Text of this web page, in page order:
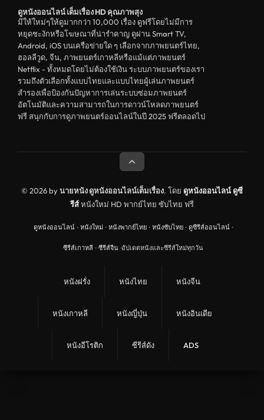
ดูหนังออนไลน์ เต็มเรื่อง HD คุณภาพสุง
มีให้ใหม่ๆให้ดูมากกว่า 10,000 เรื่อง ดูฟรีโดยไม่มีการ
หยุดชะงักหรือโฆษณาที่น่ารำคาญ ดูผ่าน Smart TV,
Android, iOS บนเครือข่ายใด ๆ เลือกจากภาพยนตร์ไทย,
ฮอลลีวูด, จีน, ภาพยนตร์เกาหลีหรือแม้แต่ภาพยนตร์
Netflix - ทั้งหมดโดยไม่ต้องใช้เงิน ระบบภาพยนตร์ของเรา
รวมถึงตัวเลือกทั้งแบบไทยและแบบไทยผู้เล่นภาพยนตร์
สำรองเพื่อป้องกันปัญหาการเล่นระบบซ่อมภาพยนตร์
อัตโนมัติและความสามารถในการดาวน์โหลดภาพยนตร์
ฟรี สนุกกับการดูภาพยนตร์ออนไลน์ในปี 2025 ฟรีตลอดไป
© 2026 byนายหนัง ดูหนังออนไลน์เต็มเรื่อง. โดย ดูหนังออนไลน์ ดูซี
รีส์หนังใหม่ HD พากย์ไทย ซับไทย ฟรี
ดูหนังออนไลน์ · หนังใหม่ · หนังพากย์ไทย · หนังซับไทย · ดูซีรีส์ออนไลน์ ·
ซีรีส์เกาหลี · ซีรีส์จีน ·อัปเดตหนังและซีรีส์ใหม่ทุกวัน
หนังฝรั่ง หนังไทย หนังจีน
หนังเกาหลี หนังญี่ปุ่น หนังอินเดีย
หนังอีโรติก ซีรีส์ดัง ADS